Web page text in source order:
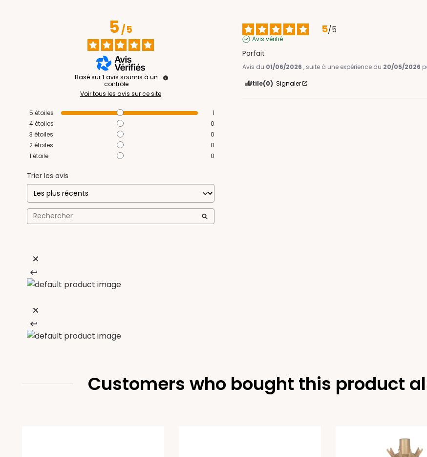
5/5
Basé sur1 avis soumis à un
contrôle
Voir tous les avis sur ce site
5 étoiles
1
4étoiles
0
3 étoiles
0
2étoiles
0
1 étoile 0
Trier les avis
5/5
Avis vérifié
Parfait
Avis du 01/06/2026 , suite à une expérience du 20/05/2026
Utile(0) Signaler
Customers who bought this product